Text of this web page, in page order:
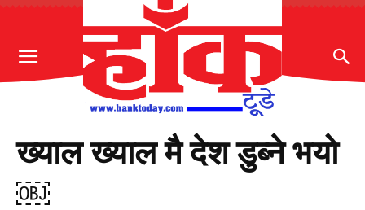
ख्याल ख्याल मै देश डुब्ने भयो
￼